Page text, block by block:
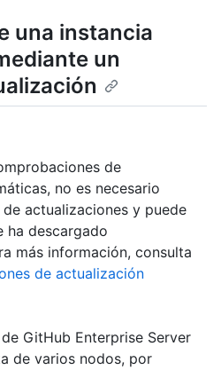
una instancia
un
de
no es necesario
actualizaciones y puede
ha descargado
más información, consulta
de actualización
GitHub Enterprise Server
de varios nodos, por